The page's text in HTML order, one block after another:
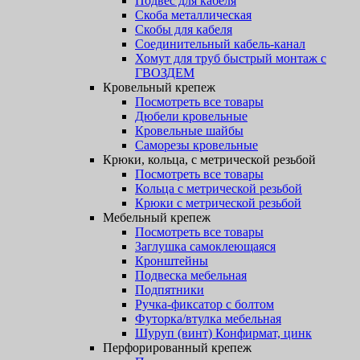
Скоба металлическая
Скобы для кабеля
Соединительный кабель-канал
Хомут для труб быстрый монтаж с
ГВОЗДЕМ
Кровельный крепеж
Посмотреть все товары
Дюбели кровельные
Кровельные шайбы
Саморезы кровельные
Крюки, кольца, с метрической резьбой
Посмотреть все товары
Кольца с метрической резьбой
Крюки с метрической резьбой
Мебельный крепеж
Посмотреть все товары
Заглушка самоклеющаяся
Кронштейны
Подвеска мебельная
Подпятники
Ручка-фиксатор с болтом
Футорка/втулка мебельная
Шуруп (винт) Конфирмат, цинк
Перфорированный крепеж